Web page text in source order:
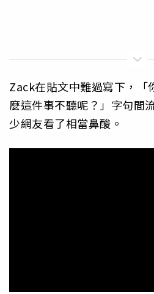
Zack在貼文中難過寫下，「
麼這件事不聽呢？」字句間
少網友看了相當鼻酸。